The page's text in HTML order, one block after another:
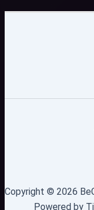
Copyright © 2026
Powered by